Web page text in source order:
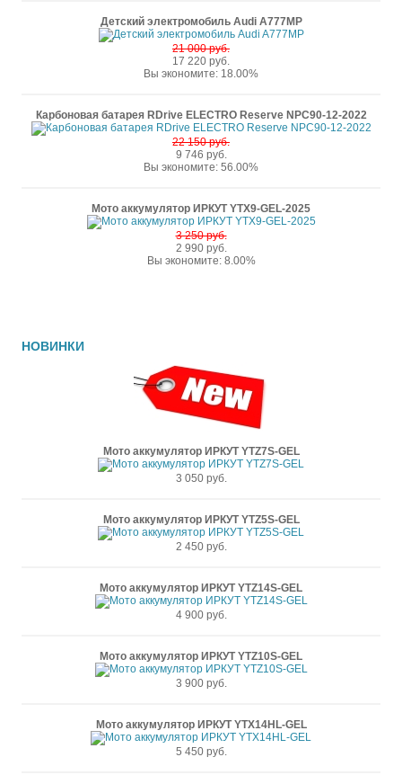
Детский электромобиль Audi A777MP
21 000 руб.
17 220 руб.
Вы экономите: 18.00%
Карбоновая батарея RDrive ELECTRO Reserve NPC90-12-2022
22 150 руб.
9 746 руб.
Вы экономите: 56.00%
Мото аккумулятор ИРКУТ YTX9-GEL-2025
3 250 руб.
2 990 руб.
Вы экономите: 8.00%
НОВИНКИ
Мото аккумулятор ИРКУТ YTZ7S-GEL
3 050 руб.
Мото аккумулятор ИРКУТ YTZ5S-GEL
2 450 руб.
Мото аккумулятор ИРКУТ YTZ14S-GEL
4 900 руб.
Мото аккумулятор ИРКУТ YTZ10S-GEL
3 900 руб.
Мото аккумулятор ИРКУТ YTX14HL-GEL
5 450 руб.